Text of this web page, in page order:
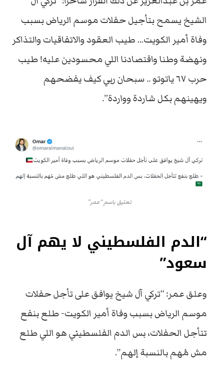
الشيخ يسمح بتأجيل حفلات موسم الرياض بسبب
وفاة أمير الكويت… طيب العقود والاتفاقيات والتذاكر
ونهضة وطنا واقتصادنا اللي محسودين عليه! طيب
حرب ٦٧ ياتوتو .. سبحان ربي كيف يفضحهم
ويهينهم بكل شاردة وواردة”.
تعليق باسم “عمر”
“الدم الفلسطيني لا يهم آل
سعود”
وعلق عمر: “تركي آل شيخ يوافق على تأجل حفلات
موسم الرياض بسبب وفاة أمير الكويت- طلع بنفع
تتأجل الحفلات، بس الدم الفلسطيني هو اللي طلع
مش مُهم بالنسبة إلهم”.